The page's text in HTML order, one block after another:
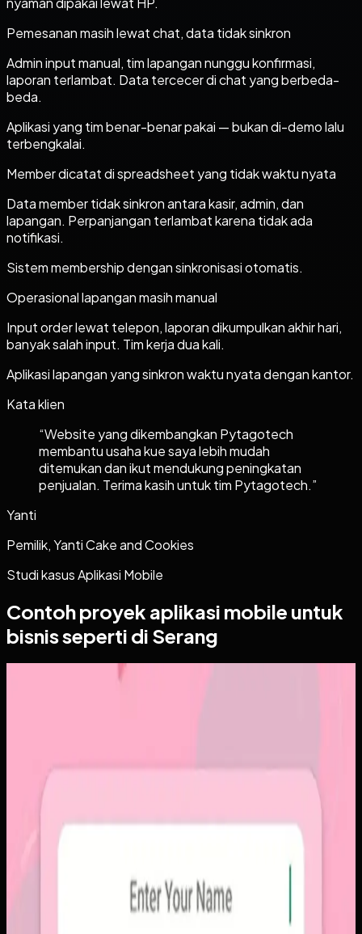
Pemesanan masih lewat chat, data tidak sinkron
Admin input manual, tim lapangan nunggu konfirmasi,
laporan terlambat. Data tercecer di chat yang berbeda-
beda.
Aplikasi yang tim benar-benar pakai — bukan di-demo lalu
terbengkalai.
Member dicatat di spreadsheet yang tidak waktu nyata
Data member tidak sinkron antara kasir, admin, dan
lapangan. Perpanjangan terlambat karena tidak ada
notifikasi.
Sistem membership dengan sinkronisasi otomatis.
Operasional lapangan masih manual
Input order lewat telepon, laporan dikumpulkan akhir hari,
banyak salah input. Tim kerja dua kali.
Aplikasi lapangan yang sinkron waktu nyata dengan kantor.
Kata klien
“Website yang dikembangkan Pytagotech
membantu usaha kue saya lebih mudah
ditemukan dan ikut mendukung peningkatan
penjualan. Terima kasih untuk tim Pytagotech.”
Yanti
Pemilik, Yanti Cake and Cookies
Studi kasusAplikasi Mobile
Contoh proyek aplikasi mobile untuk
bisnis seperti di Serang
Sebelumnya
Platform sosial umum sering membuat momen personal
tenggelam di antara konten publik, iklan, dan tekanan
untuk selalu tampil sempurna. Pengguna membutuhkan
Kami membangun aplikasi mobile dengan alur berbagi yang